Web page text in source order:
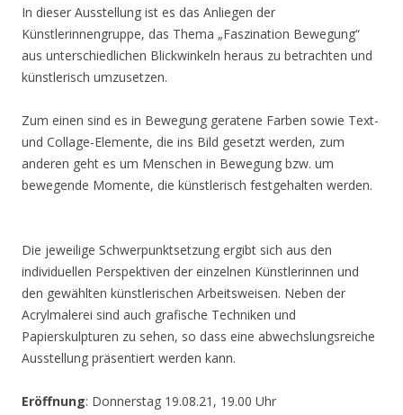
In dieser Ausstellung ist es das Anliegen der
Künstlerinnengruppe, das Thema „Faszination Bewegung“
aus unterschiedlichen Blickwinkeln heraus zu betrachten und
künstlerisch umzusetzen.
Zum einen sind es in Bewegung geratene Farben sowie Text-
und Collage-Elemente, die ins Bild gesetzt werden, zum
anderen geht es um Menschen in Bewegung bzw. um
bewegende Momente, die künstlerisch festgehalten werden.
Die jeweilige Schwerpunktsetzung ergibt sich aus den
individuellen Perspektiven der einzelnen Künstlerinnen und
den gewählten künstlerischen Arbeitsweisen. Neben der
Acrylmalerei sind auch grafische Techniken und
Papierskulpturen zu sehen, so dass eine abwechslungsreiche
Ausstellung präsentiert werden kann.
Eröffnung: Donnerstag 19.08.21, 19.00 Uhr